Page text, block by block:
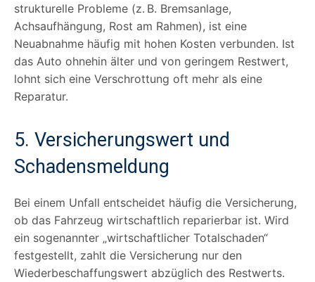
strukturelle Probleme (z. B. Bremsanlage,
Achsaufhängung, Rost am Rahmen), ist eine
Neuabnahme häufig mit hohen Kosten verbunden. Ist
das Auto ohnehin älter und von geringem Restwert,
lohnt sich eine Verschrottung oft mehr als eine
Reparatur.
5. Versicherungswert und
Schadensmeldung
Bei einem Unfall entscheidet häufig die Versicherung,
ob das Fahrzeug wirtschaftlich reparierbar ist. Wird
ein sogenannter „wirtschaftlicher Totalschaden“
festgestellt, zahlt die Versicherung nur den
Wiederbeschaffungswert abzüglich des Restwerts.